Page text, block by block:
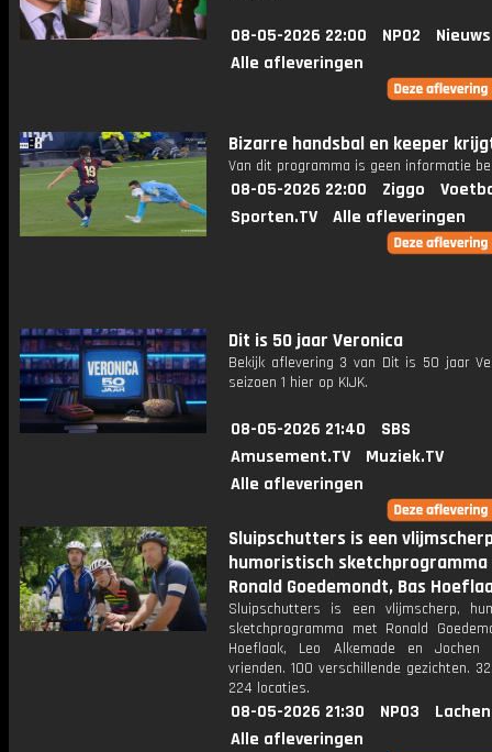
08-05-2026 22:00 NPO2
Alle afleveringen
Bizarre handsbal en keeper
Van dit programma is geen informatie
08-05-2026 22:00 Ziggo
Sporten.TV
Alle afleveringen
Dit is 50 jaar Veronica
Bekijk aflevering 3 van Dit is 50 jaar
seizoen 1 hier op KIJK.
08-05-2026 21:40
SBS
Amusement.TV
Muziek.TV
Alle afleveringen
Sluipschutters is een
humoristisch
Ronald Goedemondt, Bas
Sluipschutters is een vlijmscherp,
sketchprogramma met Ronald
Hoeflaak, Leo Alkemade en
vrienden. 100 verschillende gezichten.
224 locaties.
08-05-2026 21:30 NPO3
Alle afleveringen